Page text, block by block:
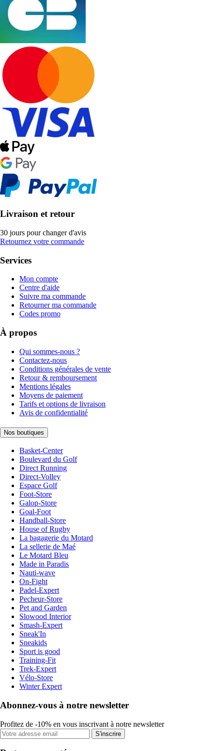
Livraison et retour
30 jours pour changer d'avis
Retournez votre commande
Services
Mon compte
Centre d'aide
Suivre ma commande
Retourner ma commande
Codes promo
À propos
Qui sommes-nous ?
Contactez-nous
Conditions générales de vente
Retour & remboursement
Mentions légales
Moyens de paiement
Tarifs et options de livraison
Avis de confidentialité
Nos boutiques
Basket-Center
Boulevard du Golf
Direct Running
Direct-Volley
Espace Golf
Foot-Store
Galop-Store
Goal-Foot
Handball-Store
House of Rugby
La bagagerie du Motard
La sellerie de Maé
Le Motard Bleu
Made in Paradis
Nauti-wave
On-Fight
Padel-Expert
Pecheur-Store
Pet and Garden
Slowood Interior
Smash-Expert
Sneak'In
Sneakids
Sport is good
Training-Fit
Trek-Expert
Vélo-Store
Winter Expert
Abonnez-vous à notre newsletter
Profitez de -10% en vous inscrivant à notre newsletter
S'inscrire